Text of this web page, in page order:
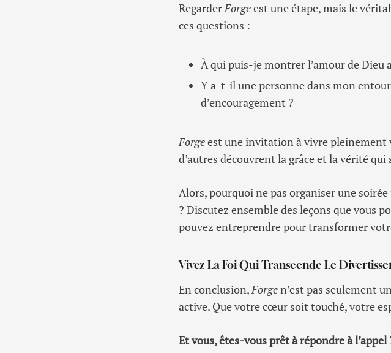
RegarderForgeest une étape, mais le
ces questions :
À qui puis-je montrer l’amour de Dieu
Y a-t-il une personne dans mon
d’encouragement ?
Forgeest une invitation à vivre pleinement
d’autres découvrent la grâce et la vérité
Alors, pourquoi ne pas organiser une
? Discutez ensemble des leçons que vous
pouvez entreprendre pour transformer
Vivez La Foi Qui Transcende Le
En conclusion, Forgen’est pas seulement
active. Que votre cœur soit touché, votre
Et vous, êtes-vous prêt à répondre à l’appel